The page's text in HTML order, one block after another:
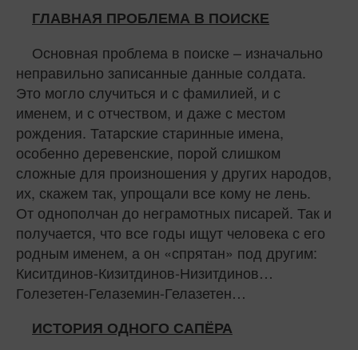
ГЛАВНАЯ ПРОБЛЕМА В ПОИСКЕ
Основная проблема в поиске – изначально
неправильно записанные данные солдата.
Это могло случиться и с фамилией, и с
именем, и с отчеством, и даже с местом
рождения. Татарские старинные имена,
особенно деревенские, порой слишком
сложные для произношения у других народов,
их, скажем так, упрощали все кому не лень.
От однополчан до неграмотных писарей. Так и
получается, что все годы ищут человека с его
родным именем, а он «спрятан» под другим:
Киситдинов-Кизитдинов-Низитдинов…
Голезетен-Гелаземин-Гелазетен…
ИСТОРИЯ ОДНОГО САПЁРА